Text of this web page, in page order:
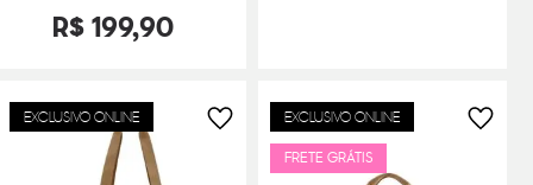
R$199,90
EXCLUSIVO ONLINE EXCLUSIVO ONLINE
FRETE GRÁTIS